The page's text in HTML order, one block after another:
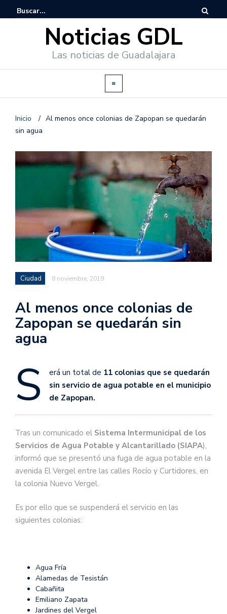
Noticias GDL
Las noticias de Guadalajara
Inicio / Al menos once colonias de Zapopan se quedarán
sin agua
Ciudad 8 noviembre, 2019
Al menos once colonias de
Zapopan se quedarán sin
agua
S erá un total de 11 colonias que se quedarán
sin servicio de agua potable en el municipio
de Zapopan.
Tras un comunicado el Sistema Intermunicipal de los
Servicios de Agua Potable y Alcantarillado (SIAPA),
informó que se presentó una fuga de agua potable en la
avenida El Vergel entre las calles Rocío y Curtidores, en
la colonia Nuevo Vergel.
Es por ello que se suspenderá el servicio en las
siguientes colonias:
Agua Fría
Alamedas de Tesistán
Cabañita
Emiliano Zapata
Jardines del Vergel